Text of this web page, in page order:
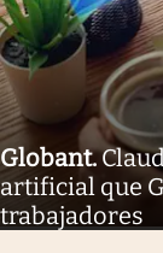
Globant.
artificial que
trabajadores